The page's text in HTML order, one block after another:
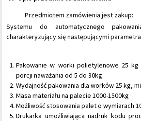
Przedmiotem zamówienia jest zakup:
Systemu do automatycznego
charakteryzujący się następującymi
Pakowanie w worki polietylenowe 25 kg
porcji naważania od 5 do 30kg.
Wydajność pakowania dla worków 25 kg,
Masa materiału na palecie 1000-1500kg
Możliwość stosowania palet o wymiarach
Drukarka umożliwiająca nadruk kodu